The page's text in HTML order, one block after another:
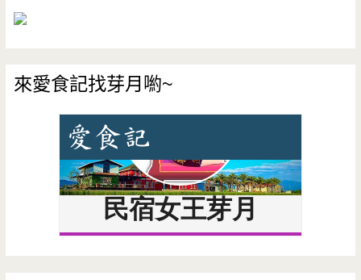
來愛食記找芽月喲~